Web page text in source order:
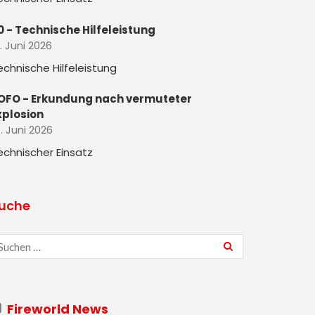
- Technische Hilfeleistung
Juni 2026
Hilfeleistung
- Erkundung nach vermuteter
Juni 2026
Einsatz
Fireworld News